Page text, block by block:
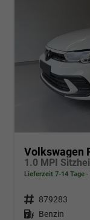
Volkswagen
Lieferzeit 7-14 Tage
Fahrzeugnr. 879283
Kraftstoff Benzin